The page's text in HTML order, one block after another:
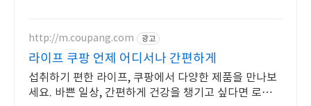
http://m.coupang.com 광고
라이프 쿠팡 언제 어디서나 간편하게
섭취하기 편한 라이프, 쿠팡에서 다양한 제품을 만나보
세요. 바쁜 일상, 간편하게 건강을 챙기고 싶다면 로켓배